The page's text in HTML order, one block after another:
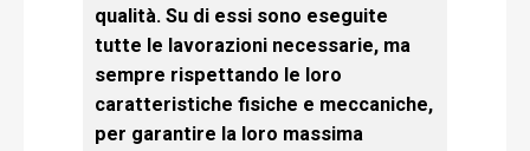
qualità. Su di essi sono eseguite
tutte le lavorazioni necessarie, ma
sempre rispettando le loro
caratteristiche fisiche e meccaniche,
per garantire la loro massima